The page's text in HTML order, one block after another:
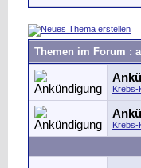
Themen im Forum :
Krebs-
Krebs-